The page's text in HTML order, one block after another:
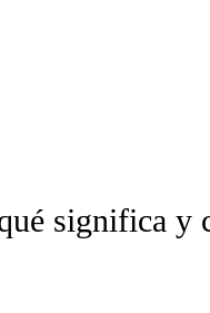
ABOUT NEW PAGES
significa y